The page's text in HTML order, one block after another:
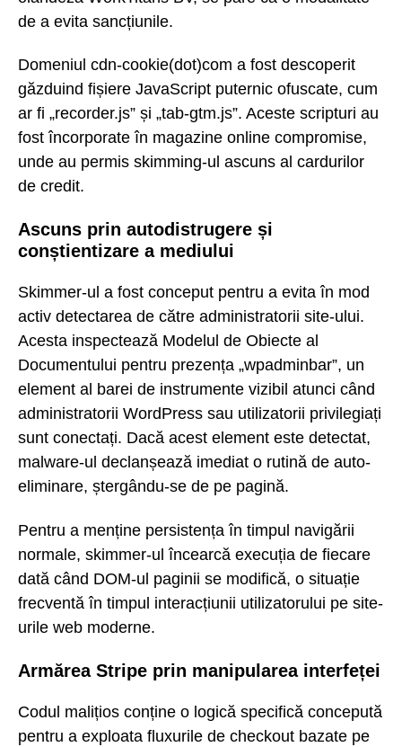
de a evita sancțiunile.
Domeniul cdn-cookie(dot)com a fost descoperit
găzduind fișiere JavaScript puternic ofuscate, cum
ar fi „recorder.js” și „tab-gtm.js”. Aceste scripturi au
fost încorporate în magazine online compromise,
unde au permis skimming-ul ascuns al cardurilor
de credit.
Ascuns prin autodistrugere și
conștientizare a mediului
Skimmer-ul a fost conceput pentru a evita în mod
activ detectarea de către administratorii site-ului.
Acesta inspectează Modelul de Obiecte al
Documentului pentru prezența „wpadminbar”, un
element al barei de instrumente vizibil atunci când
administratorii WordPress sau utilizatorii privilegiați
sunt conectați. Dacă acest element este detectat,
malware-ul declanșează imediat o rutină de auto-
eliminare, ștergându-se de pe pagină.
Pentru a menține persistența în timpul navigării
normale, skimmer-ul încearcă execuția de fiecare
dată când DOM-ul paginii se modifică, o situație
frecventă în timpul interacțiunii utilizatorului pe site-
urile web moderne.
Armărea Stripe prin manipularea interfeței
Codul malițios conține o logică specifică concepută
pentru a exploata fluxurile de checkout bazate pe